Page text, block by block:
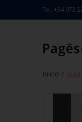
Tel. +34 973
Inicio /